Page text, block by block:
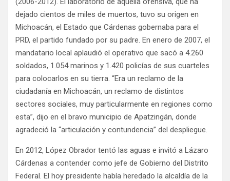
dejado cientos de miles de muertos, tuvo su origen en
Michoacán, el Estado que Cárdenas gobernaba para el
PRD, el partido fundado por su padre. En enero de 2007, el
mandatario local aplaudió el operativo que sacó a 4.260
soldados, 1.054 marinos y 1.420 policías de sus cuarteles
para colocarlos en su tierra. “Era un reclamo de la
ciudadanía en Michoacán, un reclamo de distintos
sectores sociales, muy particularmente en regiones como
esta”, dijo en el bravo municipio de Apatzingán, donde
agradeció la “articulación y contundencia” del despliegue.
En 2012, López Obrador tentó las aguas e invitó a Lázaro
Cárdenas a contender como jefe de Gobierno del Distrito
Federal. El hoy presidente había heredado la alcaldía de la